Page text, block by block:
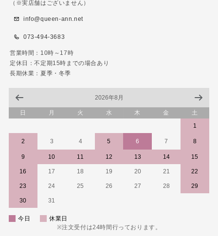
（※実店舗はございません）
info@queen-ann.net
073-494-3683
営業時間：10時～17時
定休日：不定期15時までの場合あり
長期休業：夏季・冬季
2026年8月
日 月 火 水 木 金
土
1
2 3 4 5 6 7 8
9 10 11 12 13 14 15
16 17 18 19 20 21 22
23 24 25 26 27 28 29
30 31
今日
休業日
※注文受付は24時間行っております。